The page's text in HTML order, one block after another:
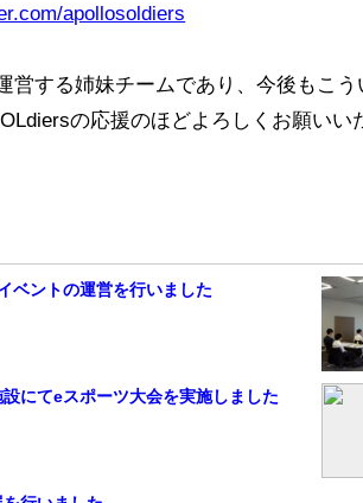
apollosoldiers
営する姉妹チームであり、今後もこ
の応援のほどよろしくお願いい
ベントの運営を行いました
にてeスポーツ大会を実施しました